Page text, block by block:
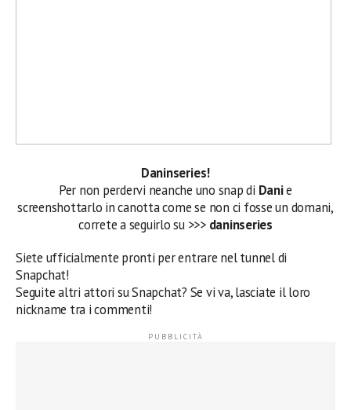
Daninseries!
Per non perdervi neanche uno snap di Danie
screenshottarlo in canotta come se non ci fosse un domani,
correte a seguirlo su >>> daninseries
Siete ufficialmente pronti per entrare nel tunnel di
Snapchat!
Seguite altri attori su Snapchat? Se vi va, lasciate il loro
nickname tra i commenti!